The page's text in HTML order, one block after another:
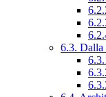
6.3. Dalla